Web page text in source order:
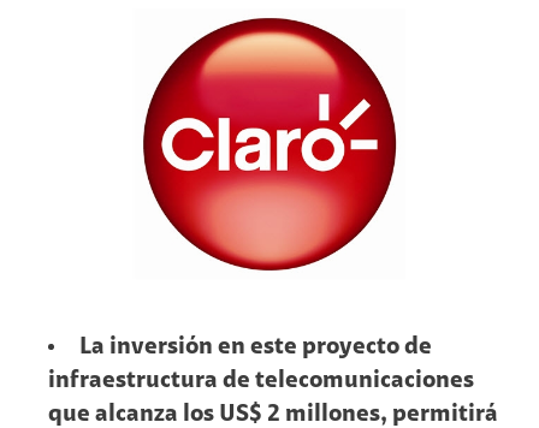
La inversión en este proyecto de
infraestructura de telecomunicaciones
que alcanza los US$ 2 millones, permitirá